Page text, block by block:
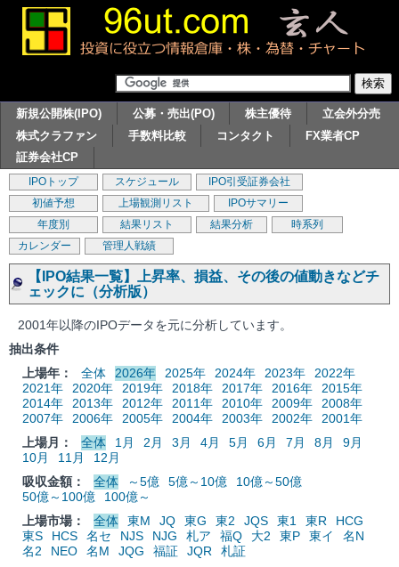
新規公開株(IPO) 公募・売出(PO) 株主優待
立会外分売
株式クラファン
手数料比較 コンタクト
FX業者CP
証券会社CP
IPOトップ スケジュール
IPO引受証券会社
初値予想
上場観測リスト
IPOサマリー
年度別
結果リスト 結果分析
時系列
カレンダー
管理人戦績
【IPO結果一覧】上昇率、損益、その後の値動きなどチ
ェックに（分析版）
2001年以降のIPOデータを元に分析しています。
抽出条件
上場年：
全体 2026年 2025年 2024年 2023年
2022年
2021年
2020年 2019年 2018年 2017年 2016年
2015年
2014年
2013年 2012年 2011年 2010年 2009年
2008年
2007年
2006年 2005年 2004年 2003年 2002年
2001年
上場月：
全体 1月 2月 3月 4月 5月 6月 7月 8月
9月
10月
11月
12月
吸収金額：
全体 ～5億 5億～10億
10億～50億
50億～100億
100億～
上場市場：
全体 東M JQ 東G 東2 JQS 東1 東R
HCG
東S
HCS 名セ NJS NJG 札ア 福Q 大2 東P 東イ
名N
名2
NEO 名M JQG 福証 JQR
札証